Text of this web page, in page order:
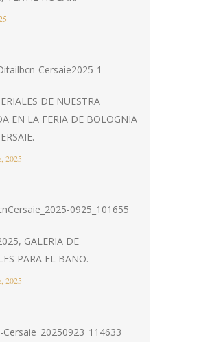
DE NUESTRA
EN LA FERIA DE BOLOGNIA
2025
GALERIA DE
PARA EL BAÑO.
2025